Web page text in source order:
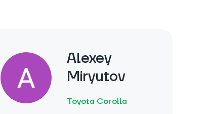
Alexey
Miryutov
Toyota Corolla